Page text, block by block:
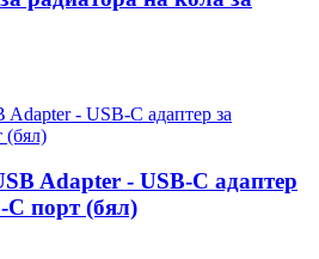
Adapter - USB-C адаптер
C порт (бял)